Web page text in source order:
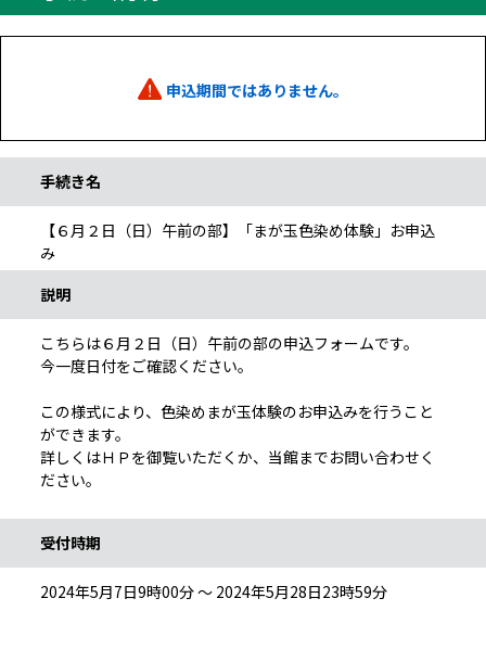
申込期間ではありません。
手続き名
【６月２日（日）午前の部】「まが玉色染め体験」お申込
み
説明
こちらは６月２日（日）午前の部の申込フォームです。
今一度日付をご確認ください。
この様式により、色染めまが玉体験のお申込みを行うこと
ができます。
詳しくはＨＰを御覧いただくか、当館までお問い合わせく
ださい。
受付時期
2024年5月7日9時00分 ～ 2024年5月28日23時59分